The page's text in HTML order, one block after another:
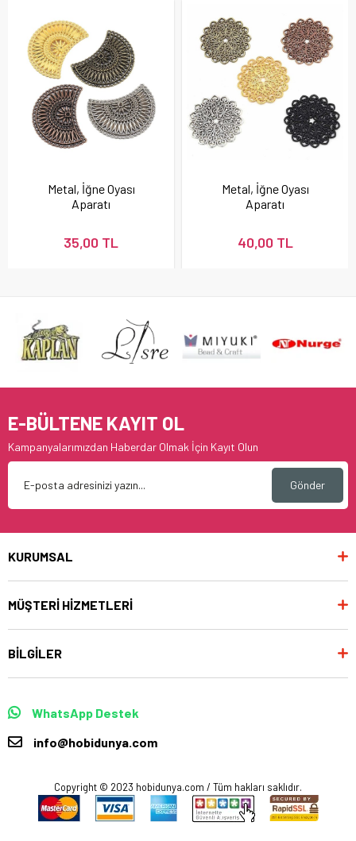
Metal, İğne Oyası
Aparatı
35,00 TL
Metal, İğne Oyası
Aparatı
40,00 TL
E-BÜLTENE KAYIT OL
Kampanyalarımızdan Haberdar Olmak İçin Kayıt Olun
Gönder
KURUMSAL
MÜŞTERİ HİZMETLERİ
BİLGİLER
WhatsApp Destek
info@hobidunya.com
Copyright © 2023 hobidunya.com / Tüm hakları saklıdır.